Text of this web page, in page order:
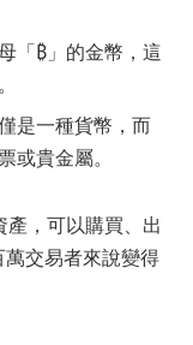
「₿」的金幣，這
是一種貨幣，而
或貴金屬。
，可以購買、出
交易者來說變得